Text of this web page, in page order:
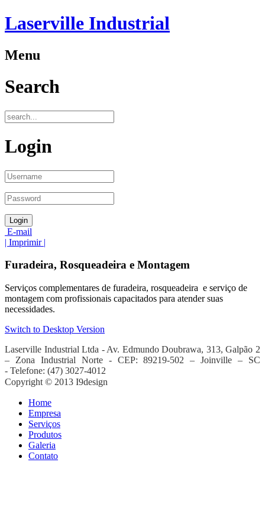
Laserville Industrial
Menu
Search
Login
E-mail
| Imprimir |
Furadeira, Rosqueadeira e Montagem
Serviços complementares de furadeira, rosqueadeira e serviço de
montagem com profissionais capacitados para atender suas
necessidades.
Switch to Desktop Version
Laserville Industrial Ltda - Av. Edmundo Doubrawa, 313, Galpão 2
– Zona Industrial Norte - CEP: 89219-502 – Joinville – SC
- Telefone: (47) 3027-4012
Copyright © 2013 I9design
Home
Empresa
Serviços
Produtos
Galeria
Contato